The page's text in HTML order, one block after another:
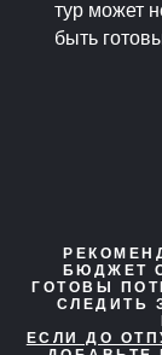
тур может
быть
БЮДЖЕТ
ГОТОВЫ
СЛЕДИТЬ
ЕСЛИ ДО